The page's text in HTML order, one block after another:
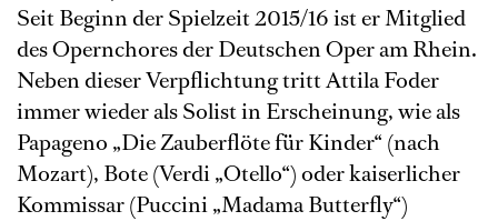
Seit Beginn der Spielzeit 2015/16 ist er Mitglied
des Opernchores der Deutschen Oper am Rhein.
Neben dieser Verpflichtung tritt Attila Foder
immer wieder als Solist in Erscheinung, wie als
Papageno „Die Zauberflöte für Kinder“ (nach
Mozart), Bote (Verdi „Otello“) oder kaiserlicher
Kommissar (Puccini „Madama Butterfly“)